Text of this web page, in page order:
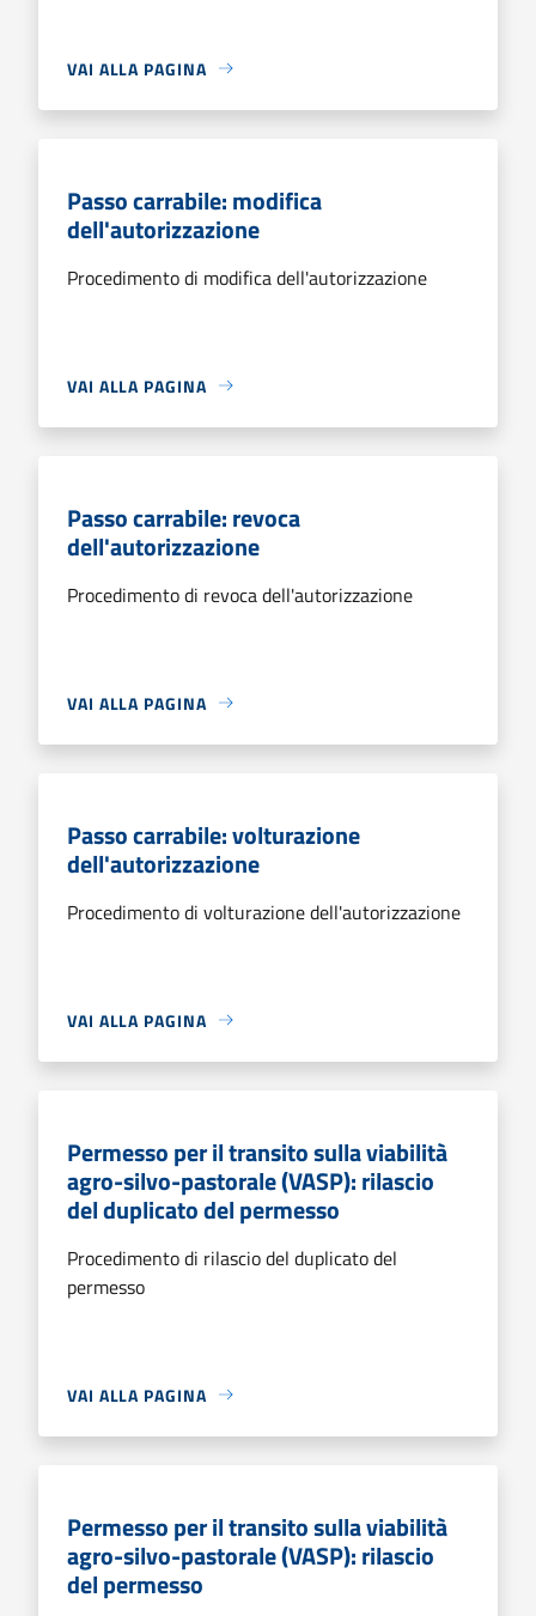
VAI ALLA PAGINA
Passo carrabile: modifica
dell'autorizzazione
Procedimento di modifica dell'autorizzazione
VAI ALLA PAGINA
Passo carrabile: revoca
dell'autorizzazione
Procedimento di revoca dell'autorizzazione
VAI ALLA PAGINA
Passo carrabile: volturazione
dell'autorizzazione
Procedimento di volturazione dell'autorizzazione
VAI ALLA PAGINA
Permesso per il transito sulla viabilità
agro-silvo-pastorale (VASP): rilascio
del duplicato del permesso
Procedimento di rilascio del duplicato del
permesso
VAI ALLA PAGINA
Permesso per il transito sulla viabilità
agro-silvo-pastorale (VASP): rilascio
del permesso